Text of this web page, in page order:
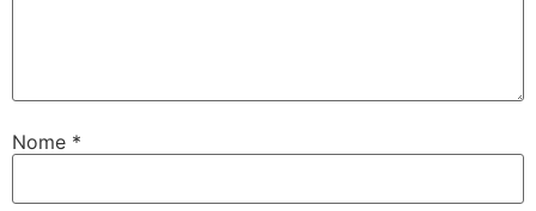
Nome *